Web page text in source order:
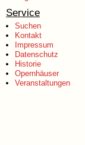
Service
Suchen
Kontakt
Impressum
Datenschutz
Historie
Opernhäuser
Veranstaltungen